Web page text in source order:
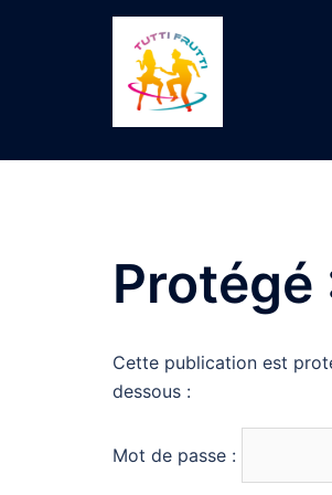
Protégé
Cette publication est
dessous :
Mot de passe :